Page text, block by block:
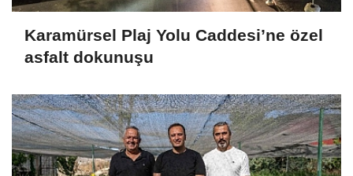
Karamürsel Plaj Yolu Caddesi’ne özel
asfalt dokunuşu